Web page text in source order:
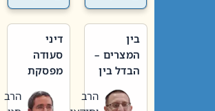
בין
המצרים –
הבדל בין
חדשה
הרב
דיני
סעודה
מפסקת
תשעה
הרב